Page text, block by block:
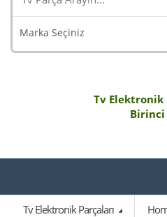
Marka Seçiniz
Tv Elektronik
Birinci
Tv Elektronik Parçaları